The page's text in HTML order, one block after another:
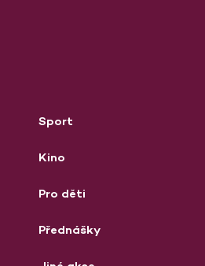
Sport
Kino
Pro děti
Přednášky